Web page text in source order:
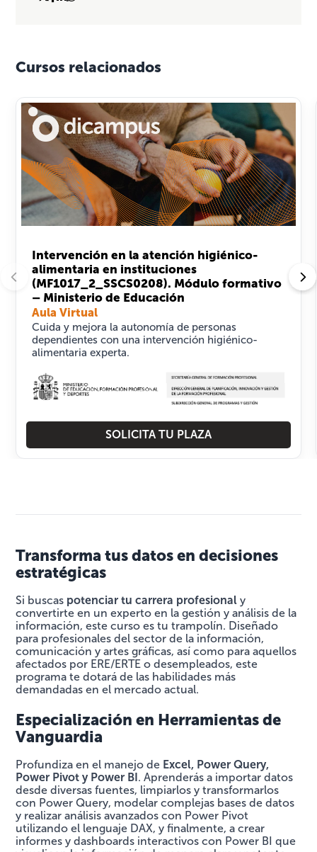
Cursos relacionados
Intervención en la atención higiénico-
alimentaria en instituciones
(MF1017_2_SSCS0208). Módulo formativo
– Ministerio de Educación
Aula Virtual
Cuida y mejora la autonomía de personas
dependientes con una intervención higiénico-
alimentaria experta.
SOLICITA TU PLAZA
Transforma tus datos en decisiones
estratégicas
Si buscas potenciar tu carrera profesional y
convertirte en un experto en la gestión y análisis de la
información, este curso es tu trampolín. Diseñado
para profesionales del sector de la información,
comunicación y artes gráficas, así como para aquellos
afectados por ERE/ERTE o desempleados, este
programa te dotará de las habilidades más
demandadas en el mercado actual.
Especialización en Herramientas de
Vanguardia
Profundiza en el manejo de Excel, Power Query,
Power Pivot y Power BI . Aprenderás a importar datos
desde diversas fuentes, limpiarlos y transformarlos
con Power Query, modelar complejas bases de datos
y realizar análisis avanzados con Power Pivot
utilizando el lenguaje DAX, y finalmente, a crear
informes y dashboards interactivos con Power BI que